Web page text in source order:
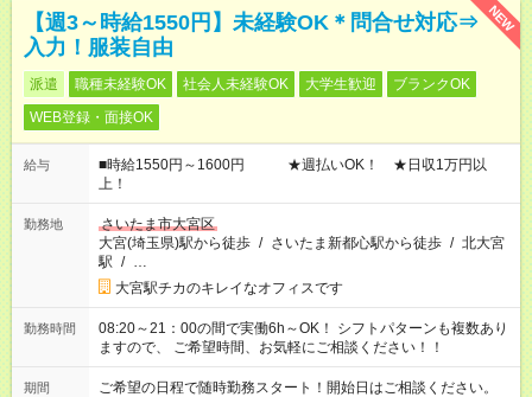
NEW
【週3～時給1550円】未経験OK＊問合せ対応⇒
入力！服装自由
派遣 職種未経験OK 社会人未経験OK 大学生歓迎
ブランクOK
WEB登録・面接OK
給与
■時給1550円～1600円 ★週払いOK！ ★日収1万円以
上！
勤務地
さいたま市大宮区
大宮(埼玉県)駅から徒歩 / さいたま新都心駅から徒歩 / 北大宮
駅 / …
大宮駅チカのキレイなオフィスです
勤務時間
08:20～21：00の間で実働6h～OK！ シフトパターンも複数あり
ますので、 ご希望時間、お気軽にご相談ください！！
期間 ご希望の日程で随時勤務スタート！開始日はご相談ください。